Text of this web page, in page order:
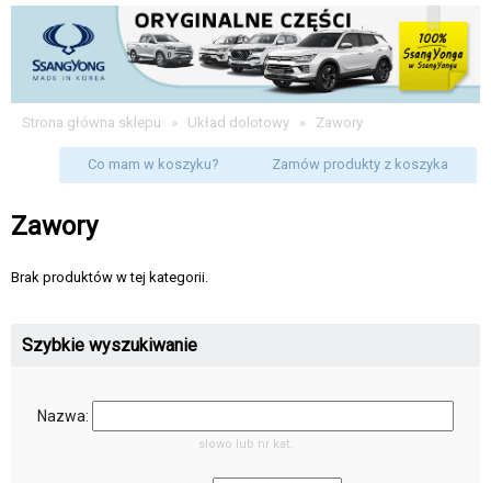
Strona główna sklepu » Układ dolotowy » Zawory
Co mam w koszyku? Zamów produkty z koszyka
Zawory
Brak produktów w tej kategorii.
Szybkie wyszukiwanie
Nazwa:
słowo lub nr kat.